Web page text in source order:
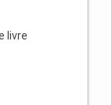
livre